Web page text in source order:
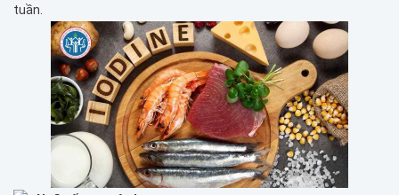
tuần.